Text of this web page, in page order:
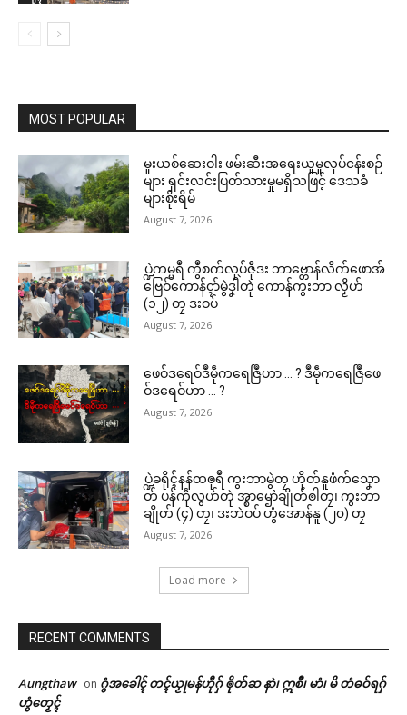
MOST POPULAR
မူးယစ်ဆေးဝါး ဖမ်းဆီးအရေးယူမှုလုပ်ငန်းစဉ်
များ ရှင်းလင်းပြတ်သားမှုမရှိသဖြင့် ဒေသခံ
များစိုးရိမ်
August 7, 2026
ပ္ဍဲကမ္မရဳ ကွဳစက်လုပ်ဇီုဒး ဘာဗ္တောန်လိက်ဖောအ်
ဗြေဝ်ကောန်ၚာ်မွဲဒၞါဲတုဲ ကောန်ကွးဘာ လၟိဟ်
(၁၂) တၠ ဒးဝပ်
August 7, 2026
ဖေဝ်ဒရေဝ်ဒဳမဵုကရေဇြဳဟာ … ? ဒဳမဵုကရေဇြဳဖေ
ဝ်ဒရေဝ်ဟာ … ?
August 7, 2026
ပ္ဍဲခရိုၚ်နန်ထၜုရဳ ကွးဘာမွဲတၠ ဟိုတ်နူဖံက်သၞော
တ် ပန်ကဵုလွဟ်တုဲ အ္စာၝောံချိုတ်ၜါတၠ၊ ကွးဘာ
ချိုတ် (၄) တၠ၊ ဒးဘဲဝပ် ဟွံအောန်နူ (၂၀) တၠ
August 7, 2026
Load more
RECENT COMMENTS
Aungthaw on ဂွံအခေါၚ် တၚ်ယၟုမန်ဟီုဂှ် ၜိုတ်ဆ နာဲ၊ ဣစဳ၊ မာံ၊ မိ တံဓဝ်ရဂှ်
ဟွံတၟေၚ်